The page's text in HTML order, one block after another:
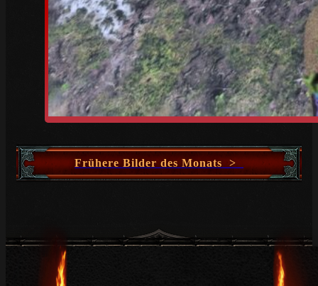
Frühere Bilder des Monats >